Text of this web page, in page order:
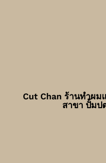
Cut Chan ร้านทำผ
สาขา ปั้มป